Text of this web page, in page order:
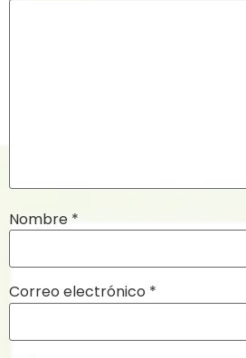
Nombre *
Correo electrónico *